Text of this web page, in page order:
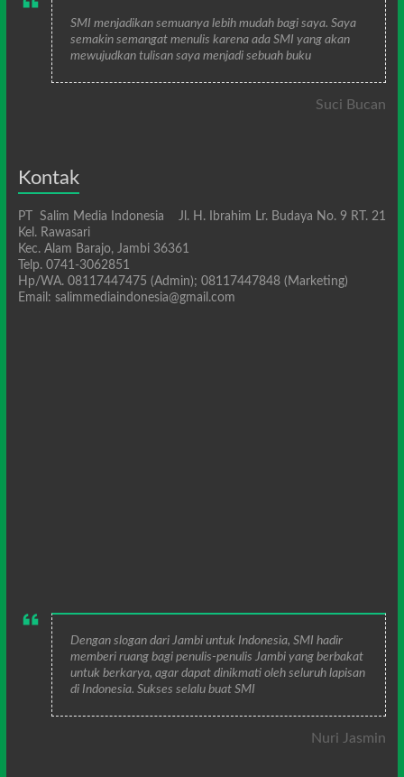
SMI menjadikan semuanya lebih mudah bagi saya. Saya
semakin semangat menulis karena ada SMI yang akan
mewujudkan tulisan saya menjadi sebuah buku
Suci Bucan
Kontak
PT Salim Media Indonesia Jl. H. Ibrahim Lr. Budaya No. 9 RT. 21
Kel. Rawasari
Kec. Alam Barajo, Jambi 36361
Telp. 0741-3062851
Hp/WA. 08117447475 (Admin); 08117447848 (Marketing)
Email: salimmediaindonesia@gmail.com
Dengan slogan dari Jambi untuk Indonesia, SMI hadir
memberi ruang bagi penulis-penulis Jambi yang berbakat
untuk berkarya, agar dapat dinikmati oleh seluruh lapisan
di Indonesia. Sukses selalu buat SMI
Nuri Jasmin